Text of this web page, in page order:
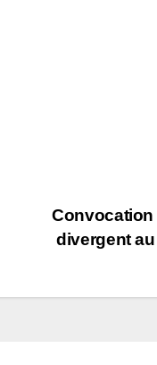
Convocation
divergent